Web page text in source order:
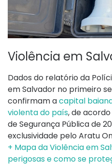
Violência em
Dados do relatório da
em Salvador no primeiro
confirmam acapital
violenta do país, de
de Segurança Pública de
exclusividade pelo Aratu
+ Mapa da Violência em
perigosas e como se